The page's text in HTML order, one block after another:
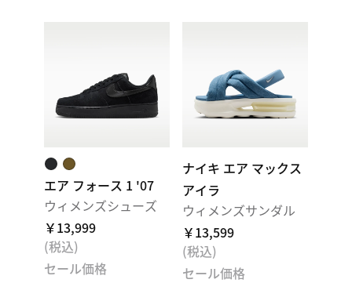
エア フォース 1 '07
ウィメンズシューズ
￥13,999
(税込)
セール価格
ナイキ エア マックス
アイラ
ウィメンズサンダル
￥13,599
(税込)
セール価格